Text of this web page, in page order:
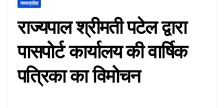
मध्यप्रदेश
राज्यपाल श्रीमती पटेल द्वारा
पासपोर्ट कार्यालय की वार्षिक
पत्रिका का विमोचन